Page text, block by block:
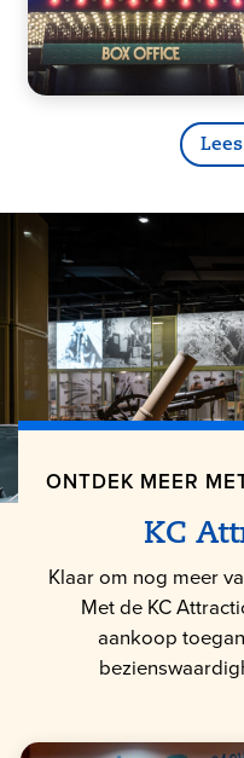
ONTDEK MEER
KC
Klaar om nog meer
Met de KC
aankoop